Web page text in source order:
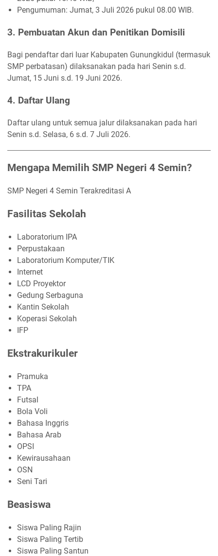
Pengumuman: Jumat, 3 Juli 2026 pukul 08.00 WIB.
3. Pembuatan Akun dan Penitikan Domisili
Bagi pendaftar dari luar Kabupaten Gunungkidul (termasuk
SMP perbatasan) dilaksanakan pada hari Senin s.d.
Jumat, 15 Juni s.d. 19 Juni 2026.
4. Daftar Ulang
Daftar ulang untuk semua jalur dilaksanakan pada hari
Senin s.d. Selasa, 6 s.d. 7 Juli 2026.
Mengapa Memilih SMP Negeri 4 Semin?
SMP Negeri 4 Semin Terakreditasi A
Fasilitas Sekolah
Laboratorium IPA
Perpustakaan
Laboratorium Komputer/TIK
Internet
LCD Proyektor
Gedung Serbaguna
Kantin Sekolah
Koperasi Sekolah
IFP
Ekstrakurikuler
Pramuka
TPA
Futsal
Bola Voli
Bahasa Inggris
Bahasa Arab
OPSI
Kewirausahaan
OSN
Seni Tari
Beasiswa
Siswa Paling Rajin
Siswa Paling Tertib
Siswa Paling Santun